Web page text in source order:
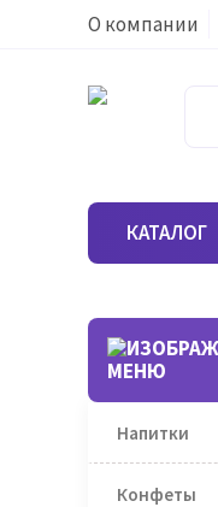
О компании
КАТАЛОГ
Напитки
Конфеты